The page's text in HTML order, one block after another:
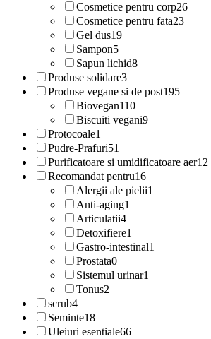
Cosmetice pentru corp26
Cosmetice pentru fata23
Gel dus19
Sampon5
Sapun lichid8
Produse solidare3
Produse vegane si de post195
Biovegan110
Biscuiti vegani9
Protocoale1
Pudre-Prafuri51
Purificatoare si umidificatoare aer12
Recomandat pentru16
Alergii ale pielii1
Anti-aging1
Articulatii4
Detoxifiere1
Gastro-intestinal1
Prostata0
Sistemul urinar1
Tonus2
scrub4
Seminte18
Uleiuri esentiale66